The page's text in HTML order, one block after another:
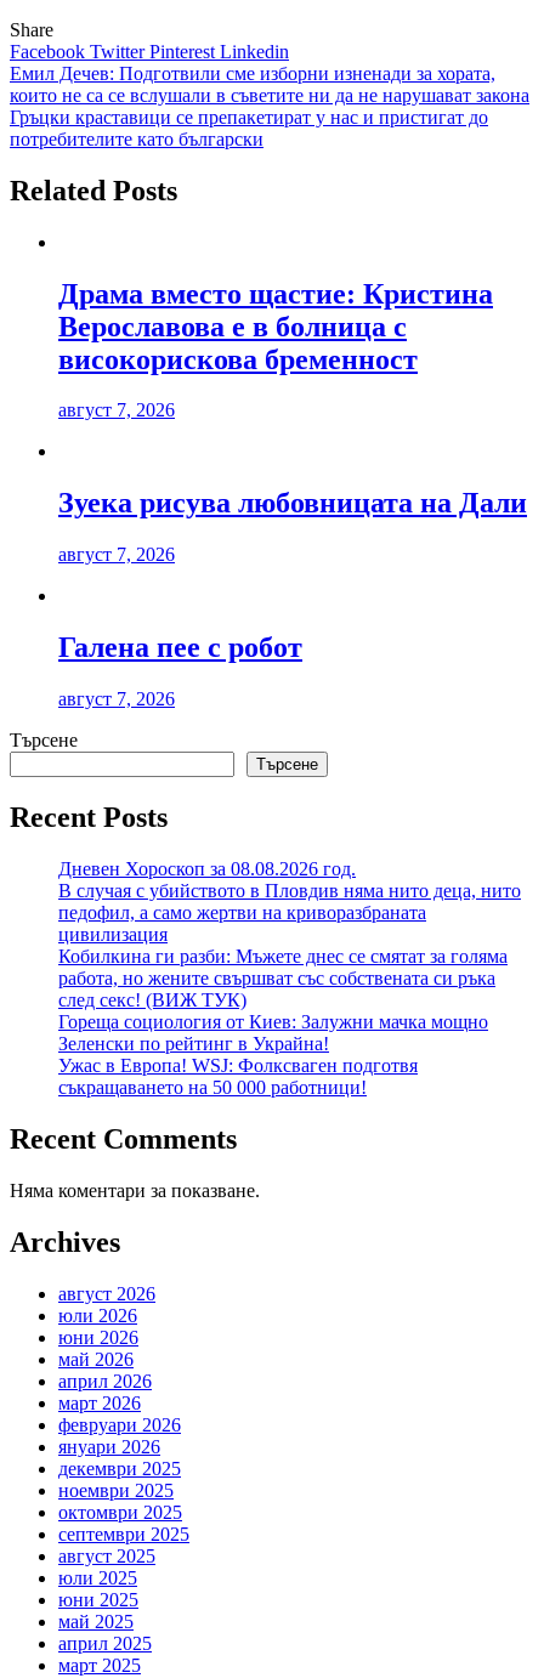
Share
Facebook TwitterPinterest Linkedin
Навигация
Емил Дечев: Подготвили сме изборни изненади за хората,
които не са се вслушали в съветите ни да не нарушават закона
Гръцки краставици се препакетират у нас и пристигат до
потребителите като български
Related Posts
Драма вместо щастие: Кристина
Верославова е в болница с
високорискова бременност
август 7, 2026
Зуека рисува любовницата на Дали
август 7, 2026
Галена пее с робот
август 7, 2026
Търсене
Търсене
Recent Posts
Дневен Хороскоп за 08.08.2026 год.
В случая с убийството в Пловдив няма нито деца, нито
педофил, а само жертви на криворазбраната
цивилизация
Кобилкина ги разби: Мъжете днес се смятат за голяма
работа, но жените свършват със собствената си ръка
след секс! (ВИЖ ТУК)
Гореща социология от Киев: Залужни мачка мощно
Зеленски по рейтинг в Украйна!
Ужас в Европа! WSJ: Фолксваген подготвя
съкращаването на 50 000 работници!
Recent Comments
Няма коментари за показване.
Archives
август 2026
юли 2026
юни 2026
май 2026
април 2026
март 2026
февруари 2026
януари 2026
декември 2025
ноември 2025
октомври 2025
септември 2025
август 2025
юли 2025
юни 2025
май 2025
април 2025
март 2025